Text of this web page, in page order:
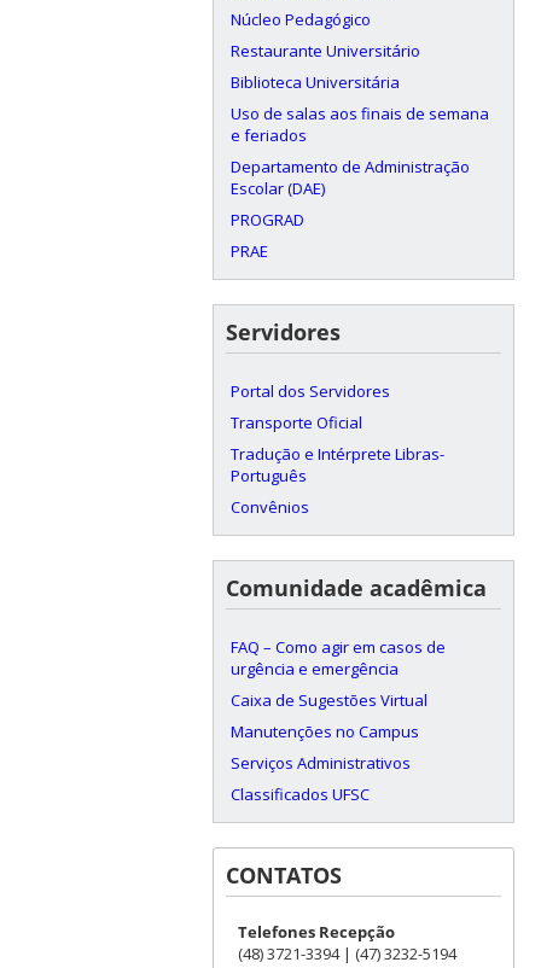
Núcleo Pedagógico
Restaurante Universitário
Biblioteca Universitária
Uso de salas aos finais de semana
e feriados
Departamento de Administração
Escolar (DAE)
PROGRAD
PRAE
Servidores
Portal dos Servidores
Transporte Oficial
Tradução e Intérprete Libras-
Português
Convênios
Comunidade acadêmica
FAQ – Como agir em casos de
urgência e emergência
Caixa de Sugestões Virtual
Manutenções no Campus
Serviços Administrativos
Classificados UFSC
CONTATOS
Telefones Recepção
(48) 3721-3394 | (47) 3232-5194